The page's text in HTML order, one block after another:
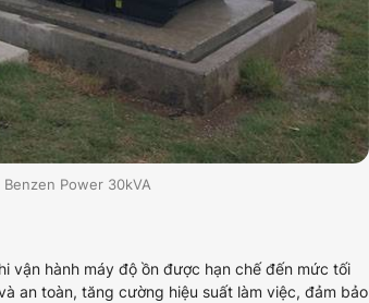
Power 30kVA
vận hành máy độ ồn được hạn chế đến mức tối
an toàn, tăng cường hiệu suất làm việc, đảm bảo